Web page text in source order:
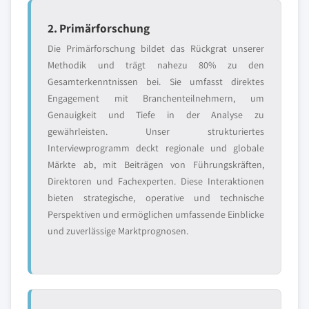
2. Primärforschung
Die Primärforschung bildet das Rückgrat unserer
Methodik und trägt nahezu 80% zu den
Gesamterkenntnissen bei. Sie umfasst direktes
Engagement mit Branchenteilnehmern, um
Genauigkeit und Tiefe in der Analyse zu
gewährleisten. Unser strukturiertes
Interviewprogramm deckt regionale und globale
Märkte ab, mit Beiträgen von Führungskräften,
Direktoren und Fachexperten. Diese Interaktionen
bieten strategische, operative und technische
Perspektiven und ermöglichen umfassende Einblicke
und zuverlässige Marktprognosen.